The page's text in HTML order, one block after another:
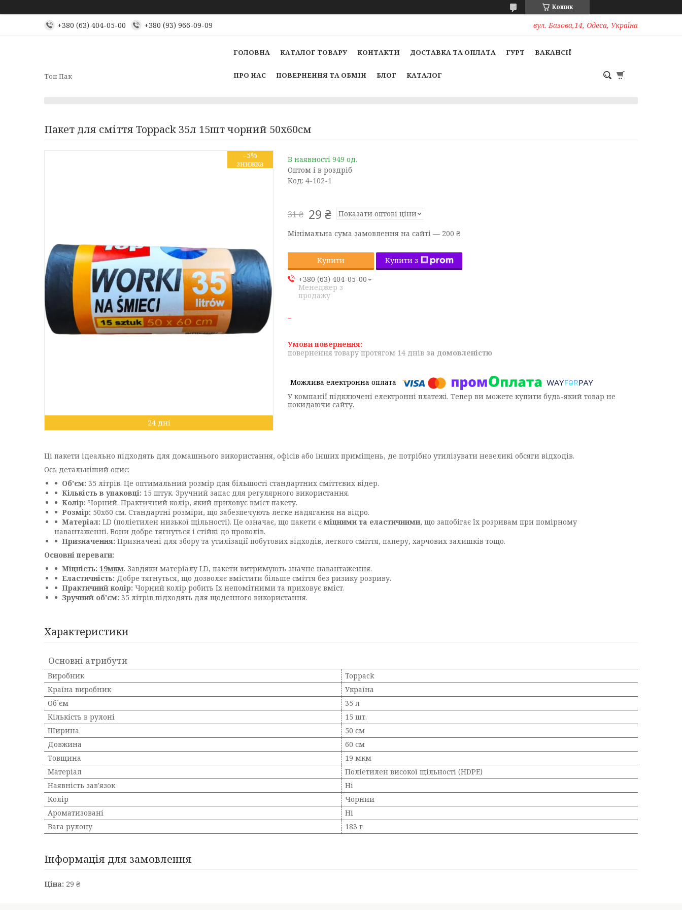
Кошик
+380 (63) 404-05-00 +380 (93) 966-09-09 вул. Базова,14, Одеса, Україна
Топ Пак
ГОЛОВНА КАТАЛОГ ТОВАРУ КОНТАКТИ ДОСТАВКА ТА ОПЛАТА ГУРТ ВАКАНСІЇ
ПРО НАС ПОВЕРНЕННЯ ТА ОБМІН БЛОГ КАТАЛОГ
Пакет для сміття Toppack 35л 15шт чорний 50х60см
–5%
24 дні
В наявності 949 од.
Оптом і в роздріб
Код: 4-102-1
31 ₴ 29 ₴ Показати оптові ціни
Мінімальна сума замовлення на сайті — 200 ₴
Купити
Купити з
+380 (63) 404-05-00
Менеджер з
продажу
повернення товару протягом 14 днів за домовленістю
У компанії підключені електронні платежі. Тепер ви можете купити будь-який товар не
покидаючи сайту.
Ці пакети ідеально підходять для домашнього використання, офісів або інших приміщень, де потрібно утилізувати невеликі обсяги відходів.
Ось детальніший опис:
Об'єм: 35 літрів. Це оптимальний розмір для більшості стандартних сміттєвих відер.
Кількість в упаковці: 15 штук. Зручний запас для регулярного використання.
Колір: Чорний. Практичний колір, який приховує вміст пакету.
Розмір: 50х60 см. Стандартні розміри, що забезпечують легке надягання на відро.
Матеріал: LD (поліетилен низької щільності). Це означає, що пакети є міцними та еластичними, що запобігає їх розривам при помірному
навантаженні. Вони добре тягнуться і стійкі до проколів.
Призначення: Призначені для збору та утилізації побутових відходів, легкого сміття, паперу, харчових залишків тощо.
Основні переваги:
Міцність: 19мкм. Завдяки матеріалу LD, пакети витримують значне навантаження.
Еластичність: Добре тягнуться, що дозволяє вмістити більше сміття без ризику розриву.
Практичний колір: Чорний колір робить їх непомітними та приховує вміст.
Зручний об'єм: 35 літрів підходять для щоденного використання.
Характеристики
Основні атрибути
Виробник
Toppack
Країна виробник
Україна
Об`єм
35 л
Кількість в рулоні
15 шт.
Ширина
50 см
Довжина
60 см
Товщина
19 мкм
Матеріал
Поліетилен високої щільності (HDPE)
Наявність зав'язок
Ні
Колір
Чорний
Ароматизовані
Ні
Вага рулону
183 г
Інформація для замовлення
Ціна: 29 ₴